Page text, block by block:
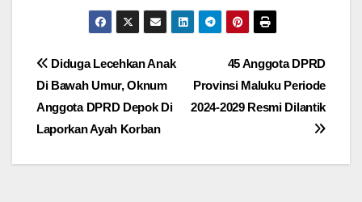
Navigasi
pos
45 Anggota DPRD
Provinsi Maluku Periode
2024-2029 Resmi Dilantik
Diduga Lecehkan Anak
Di Bawah Umur, Oknum
Anggota DPRD Depok Di
Laporkan Ayah Korban